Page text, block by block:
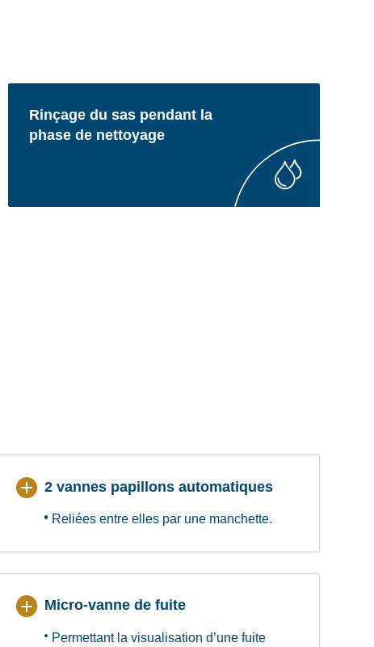
Rinçage du sas pendant la
phase de nettoyage
2 vannes papillons automatiques
Reliées entre elles par une manchette.
Micro-vanne de fuite
Permettant la visualisation d’une fuite